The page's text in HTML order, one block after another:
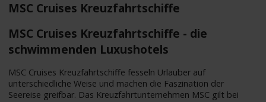
Wissen
Suche
MSC Cruises Kreuzfahrtschiffe
MSC Cruises Kreuzfahrtschiffe - die
schwimmenden Luxushotels
MSC Cruises Kreuzfahrtschiffe fesseln Urlauber auf
unterschiedliche Weise und machen die Faszination der
Seereise greifbar. Das Kreuzfahrtunternehmen MSC gilt bei